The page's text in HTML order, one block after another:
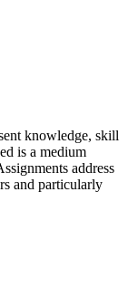
knowledge, skill
is a medium
address
and particularly